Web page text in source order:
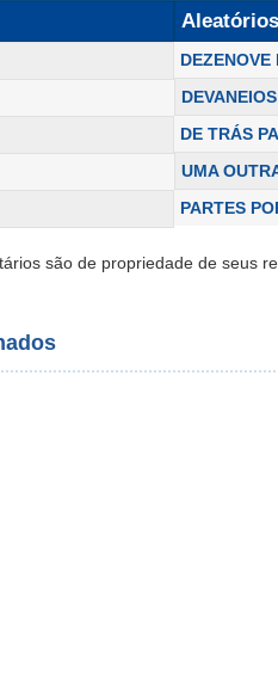
Aleatórios
DEZENOVE
DEVANEIOS
DE TRÁS
UMA
PARTES
são de propriedade de seus